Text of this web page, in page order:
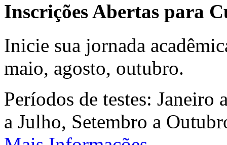
Inscrições Abertas para
Inicie sua jornada
maio, agosto, outubro.
Períodos de testes:
a Julho, Setembro a